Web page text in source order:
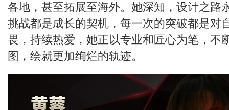
△与材料商一起上门对接阶段验收